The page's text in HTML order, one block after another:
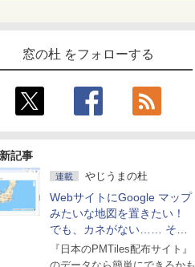
窓の杜 をフォローする
記事
連載 やじうまの杜
WebサイトにGoogle マップ
みたいな地図を置きたい！
でも、カネがない…… そん
な人に朗報！
『日本のPMTiles配布サイト』